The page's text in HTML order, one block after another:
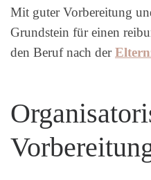
Mit guter Vorbereitung
Grundstein für einen
den Beruf nach der